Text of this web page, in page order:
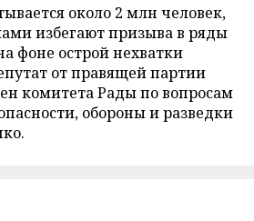
около 2 млн человек,
избегают призыва в ряды
фоне острой нехватки
от правящей партии
комитета Рады по вопросам
обороны и разведки